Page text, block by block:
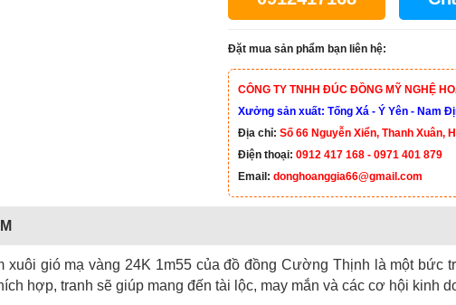
Đặt mua sản phẩm bạn liên hệ:
CÔNG TY TNHH ĐÚC ĐỒNG MỸ NGHỆ
Xưởng sản xuất: Tống Xá - Ý Yên - Nam
Địa chỉ: Số 66 Nguyễn Xiển, Thanh Xuân,
Điện thoại: 0912 417 168 - 0971 401 879
Email: donghoanggia66@gmail.com
xuôi gió mạ vàng 24K 1m55 của đồ đồng Cường Thịnh là một bức
hợp, tranh sẽ giúp mang đến tài lộc, may mắn và các cơ hội kinh